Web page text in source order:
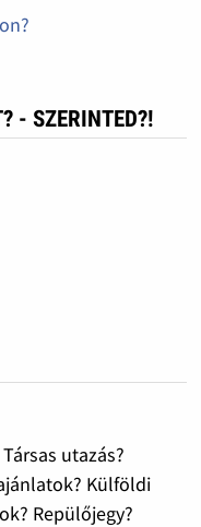
- SZERINTED?!
utazás?
Külföldi
Repülőjegy?